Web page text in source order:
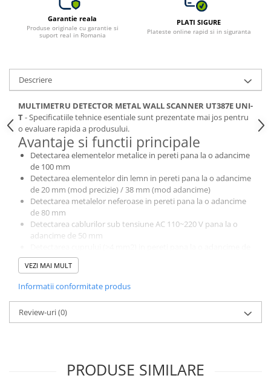
Incarcatoare solare
Incarcatoare solare MPPT
Cabluri panouri fotovoltaice
Cabluri pentru echipamente
fotovoltaice
Protectii si izolatoare de baterii
Accesorii
Monitorizare si control
Convertoare DC - DC
Invertoare Off-grid
Incarcatoare de retea
Acumulatori de stocare
Iluminat solar
Acumulatori
Acumulatori Standard Plumb
Acumulatori Litiu
Garantie reala
Produse originale cu garantie si
suport real in Romania
PLATI SIGURE
Plateste online rapid si in siguranta
Descriere
MULTIMETRU DETECTOR METAL WALL SCANNER UT387E UNI-
T- Specificatiile tehnice esentiale sunt prezentate mai jos pentru
o evaluare rapida a produsului.
Avantaje si functii principale
Detectarea elementelor metalice in pereti pana la o adancime
de 100 mm
Detectarea elementelor din lemn in pereti pana la o adancime
de 20 mm (mod precizie) / 38 mm (mod adancime)
Detectarea metalelor neferoase in pereti pana la o adancime
de 80 mm
Detectarea cablurilor sub tensiune AC 110~220 V pana la o
adancime de 50 mm
40 mm
Specificatii tehnice
Detectia metalelor in pereti pana la o adancime de 100 mm
Caracteristici generale
Afisaj color
Dimensiuni display: 2,4 inchi
la 85% (30% in modul AC)
VEZI MAI MULT
Informatii conformitate produs
Review-uri(0)
PRODUSE SIMILARE